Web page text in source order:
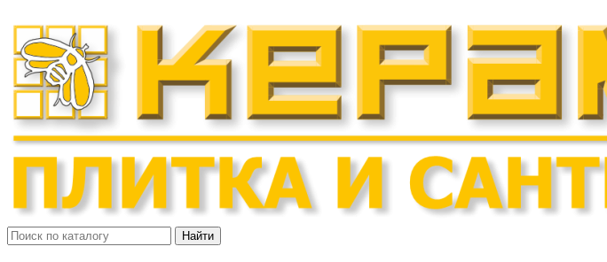
Найти